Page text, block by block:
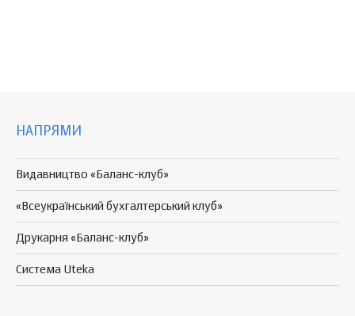
НАПРЯМИ
Видавництво «Баланс-клуб»
«Всеукраїнський бухгалтерський клуб»
Друкарня «Баланс-клуб»
Система Uteka